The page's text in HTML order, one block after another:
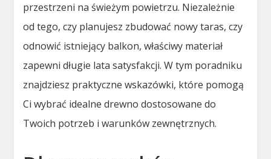
przestrzeni na świeżym powietrzu. Niezależnie
od tego, czy planujesz zbudować nowy taras, czy
odnowić istniejący balkon, właściwy materiał
zapewni długie lata satysfakcji. W tym poradniku
znajdziesz praktyczne wskazówki, które pomogą
Ci wybrać idealne drewno dostosowane do
Twoich potrzeb i warunków zewnętrznych.